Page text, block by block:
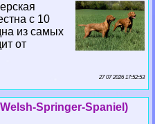
с 10
из самых
от
27 07 2026 17:52:53
Springer-Spaniel)